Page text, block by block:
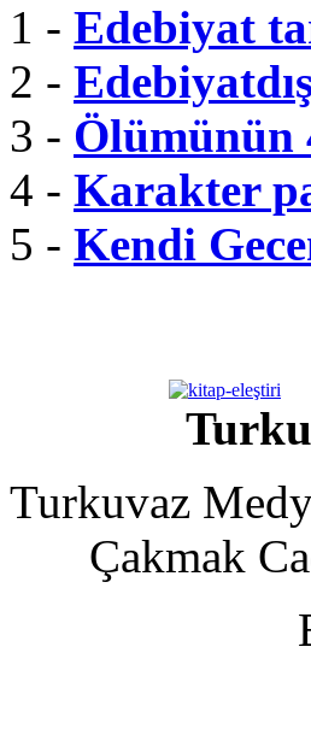
1 - Edebiyat
2 -
3 - Ölümünün
4 - Karakter
5 - Kendi
Turkuvaz
Çakmak